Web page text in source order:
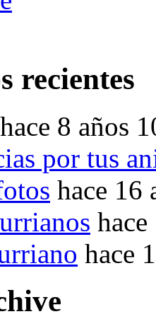
recientes
hace 8 años
por tus
hace 16
hace